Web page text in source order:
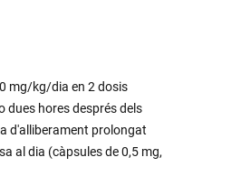
mg/kg/dia en 2 dosis
dues hores després dels
d'alliberament prolongat
al dia (càpsules de 0,5 mg,